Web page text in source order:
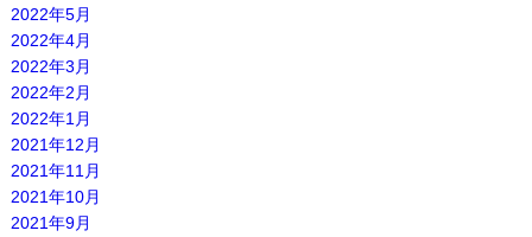
2022年5月
2022年4月
2022年3月
2022年2月
2022年1月
2021年12月
2021年11月
2021年10月
2021年9月